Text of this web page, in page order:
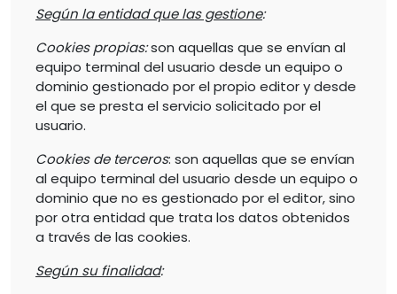
Según la entidad que las gestione:
Cookies propias:son aquellas que se envían al
equipo terminal del usuario desde un equipo o
dominio gestionado por el propio editor y desde
el que se presta el servicio solicitado por el
usuario.
Cookies de terceros: son aquellas que se envían
al equipo terminal del usuario desde un equipo o
dominio que no es gestionado por el editor, sino
por otra entidad que trata los datos obtenidos
a través de las cookies.
Según su finalidad: